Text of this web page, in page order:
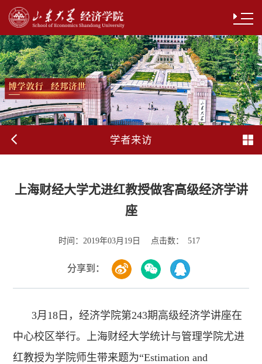
学者来访
上海财经大学尤进红教授做客高级经济学讲
座
时间： 2019年03月19日 点击数： 517
分享到：
3月18日，经济学院第243期高级经济学讲座在
中心校区举行。上海财经大学统计与管理学院尤进
红教授为学院师生带来题为“Estimation and